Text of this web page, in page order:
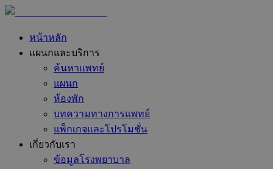
หน้าหลัก
แผนกและบริการ
ค้นหาแพทย์
แผนก
ห้องพัก
บทความทางการแพทย์
แพ็กเกจและโปรโมชั่น
เกี่ยวกับเรา
ข้อมูลโรงพยาบาล